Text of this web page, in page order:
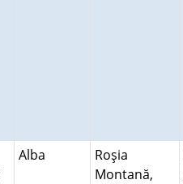
Alba
Roşia
Montană,